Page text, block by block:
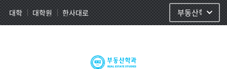
대학 대학원 한사대로